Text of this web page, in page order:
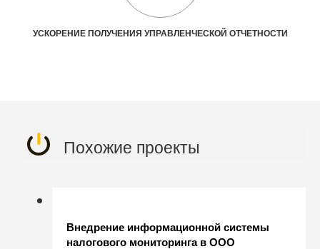
УСКОРЕНИЕ ПОЛУЧЕНИЯ УПРАВЛЕНЧЕСКОЙ ОТЧЕТНОСТИ
Похожие проекты
Внедрение информационной системы
налогового мониторинга в ООО